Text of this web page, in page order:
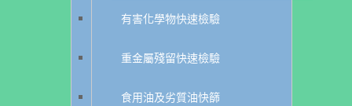
有害化學物快速檢驗
重金屬殘留快速檢驗
食用油及劣質油快篩